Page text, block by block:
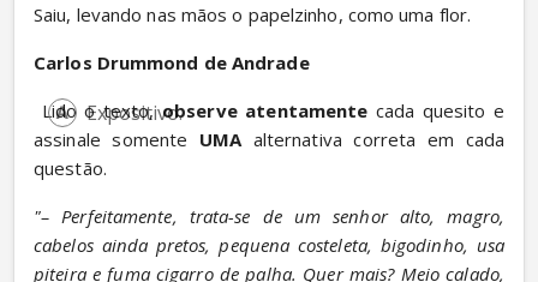
Saiu, levando nas mãos o papelzinho, como uma flor.
Carlos Drummond de Andrade
Lido o texto, observe atentamente cada quesito e
assinale somente UMA alternativa correta em cada
questão.
"– Perfeitamente, trata-se de um senhor alto, magro,
cabelos ainda pretos, pequena costeleta, bigodinho, usa
piteira e fuma cigarro de palha. Quer mais? Meio calado,
Expositivo.